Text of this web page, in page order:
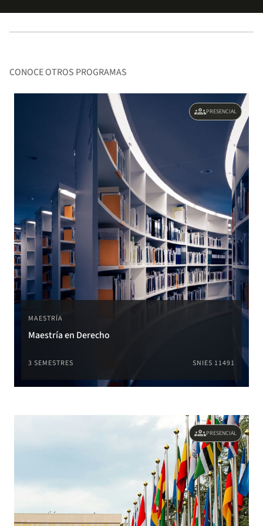
CONOCE OTROS PROGRAMAS
groupsPRESENCIAL
MAESTRÍA
Maestría en Derecho
3 SEMESTRES SNIES 11491
groupsPRESENCIAL